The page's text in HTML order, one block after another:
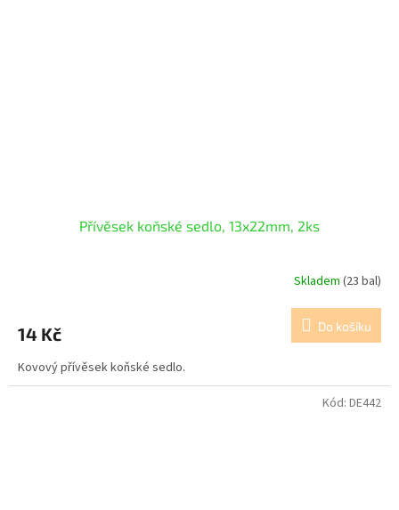
Přívěsek koňské sedlo, 13x22mm, 2ks
Skladem (23 bal)
14 Kč Do košíku
Kovový přívěsek koňské sedlo.
Kód: DE442